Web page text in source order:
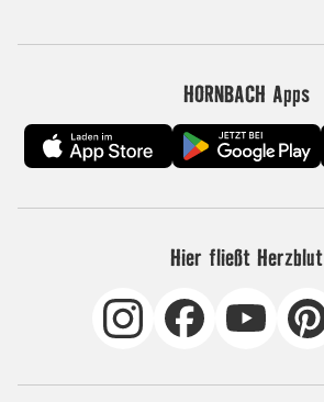
HORNBACH Apps
Hier fließt Herzblut